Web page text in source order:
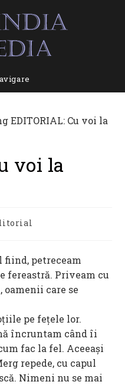
voi la
fiind, petreceam
fereastră. Priveam cu
oamenii care se
pe fețele lor.
încruntam când îi
fac la fel. Aceeași
repede, cu capul
Nimeni nu se mai